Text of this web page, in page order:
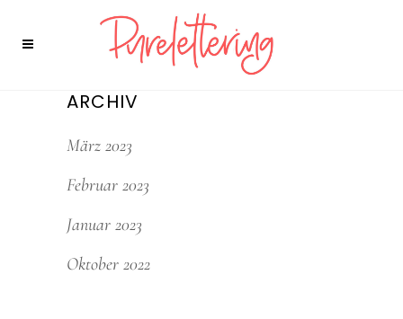
ARCHIV
März 2023
Februar 2023
Januar 2023
Oktober 2022